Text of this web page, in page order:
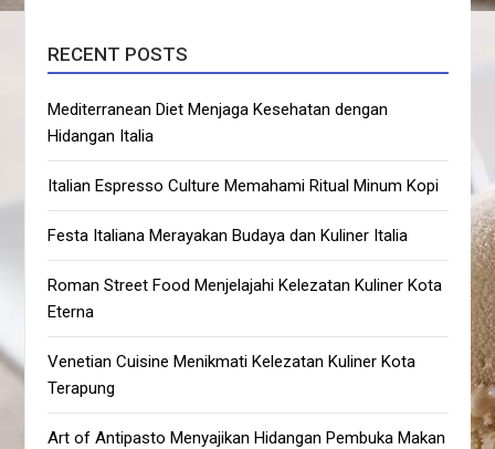
RECENT POSTS
Mediterranean Diet Menjaga Kesehatan dengan
Hidangan Italia
Italian Espresso Culture Memahami Ritual Minum Kopi
Festa Italiana Merayakan Budaya dan Kuliner Italia
Roman Street Food Menjelajahi Kelezatan Kuliner Kota
Eterna
Venetian Cuisine Menikmati Kelezatan Kuliner Kota
Terapung
Art of Antipasto Menyajikan Hidangan Pembuka Makan